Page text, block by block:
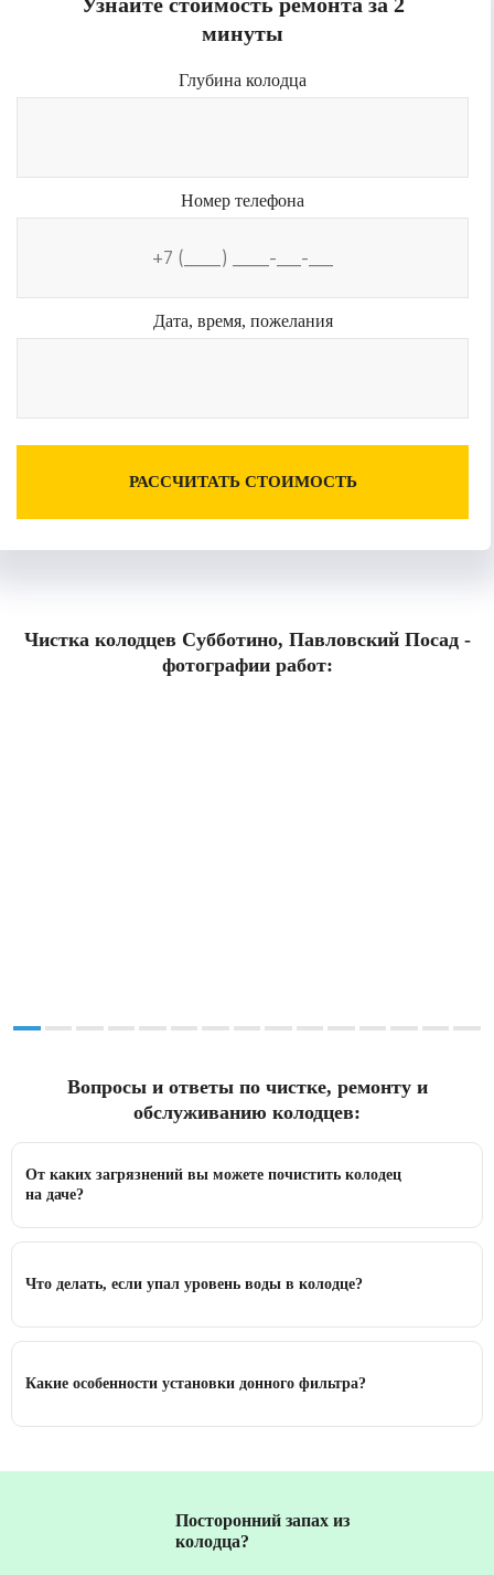
минуты
Глубина колодца
Номер телефона
Дата, время, пожелания
РАССЧИТАТЬ СТОИМОСТЬ
Чистка колодцев Субботино, Павловский Посад -
фотографии работ:
Вопросы и ответы по чистке, ремонту и
обслуживанию колодцев:
От каких загрязнений вы можете почистить колодец
на даче?
Что делать, если упал уровень воды в колодце?
Какие особенности установки донного фильтра?
Посторонний запах из
колодца?